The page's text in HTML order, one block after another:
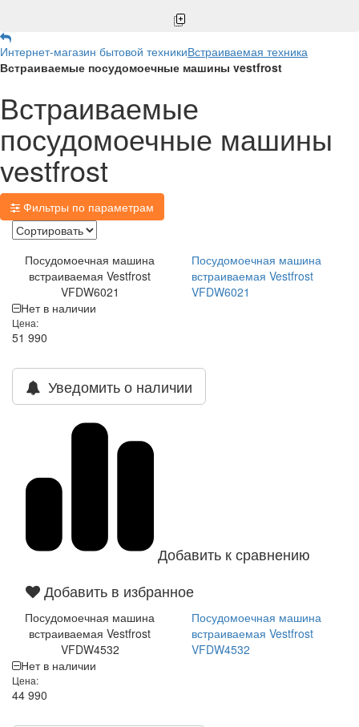
Интернет-магазин бытовой техникиВстраиваемая техника
Встраиваемые посудомоечные машины vestfrost
Встраиваемые
посудомоечные машины
vestfrost
Фильтры по параметрам
Посудомоечная машина
встраиваемая Vestfrost
VFDW6021
Посудомоечная машина
встраиваемая Vestfrost
VFDW6021
Нет в наличии
Цена:
51 990
Уведомить о наличии
Добавить к сравнению
Добавить в избранное
Посудомоечная машина
встраиваемая Vestfrost
VFDW4532
Посудомоечная машина
встраиваемая Vestfrost
VFDW4532
Нет в наличии
Цена:
44 990